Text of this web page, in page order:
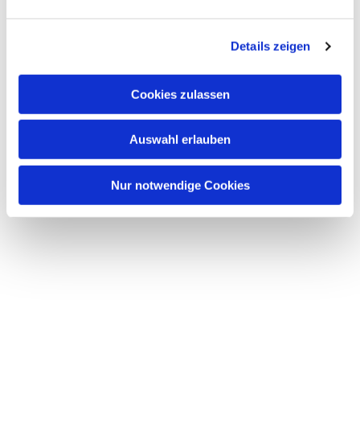
Details zeigen
Cookies zulassen
Auswahl erlauben
Nur notwendige Cookies